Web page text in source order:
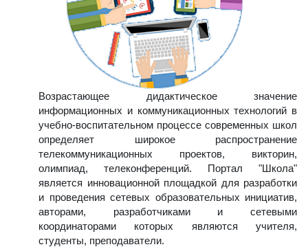
Возрастающее дидактическое значение
информационных и коммуникационных технологий в
учебно-воспитательном процессе современных школ
определяет широкое распространение
телекоммуникационных проектов, викторин,
олимпиад, телеконференций. Портал "Школа"
является инновационной площадкой для разработки
и проведения сетевых образовательных инициатив,
авторами, разработчиками и сетевыми
координаторами которых являются учителя,
студенты, преподаватели.